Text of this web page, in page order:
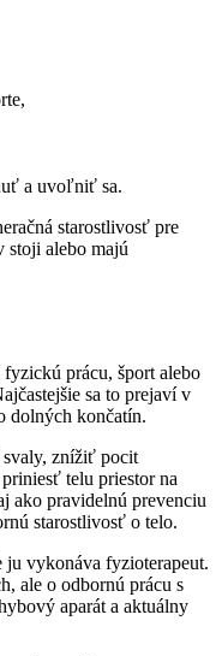
a uvoľniť sa.
starostlivosť pre
alebo majú
fyzickú prácu, šport alebo
sa to prejaví v
dolných končatín.
znížiť pocit
telu priestor na
ako pravidelnú prevenciu
starostlivosť o telo.
vykonáva fyzioterapeut.
ale o odbornú prácu s
aparát a aktuálny